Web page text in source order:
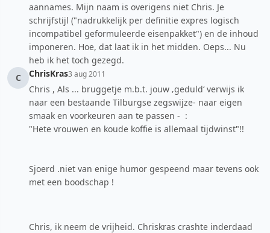
aannames. Mijn naam is overigens niet Chris. Je
schrijfstijl ("nadrukkelijk per definitie expres logisch
incompatibel geformuleerde eisenpakket") en de inhoud
imponeren. Hoe, dat laat ik in het midden. Oeps... Nu
heb ik het toch gezegd.
C
ChrisKras3 aug 2011
Chris , Als ... bruggetje m.b.t. jouw ‚geduld‘ verwijs ik
naar een bestaande Tilburgse zegswijze- naar eigen
smaak en voorkeuren aan te passen - :
"Hete vrouwen en koude koffie is allemaal tijdwinst"!!
Sjoerd .niet van enige humor gespeend maar tevens ook
met een boodschap !
Chris, ik neem de vrijheid. Chriskras crashte inderdaad